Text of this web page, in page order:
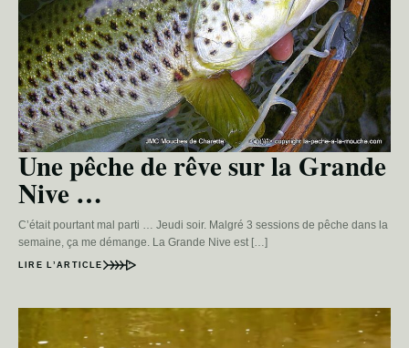
Une pêche de rêve sur la Grande
Nive …
C’était pourtant mal parti … Jeudi soir. Malgré 3 sessions de pêche dans la
semaine, ça me démange. La Grande Nive est […]
LIRE L’ARTICLE